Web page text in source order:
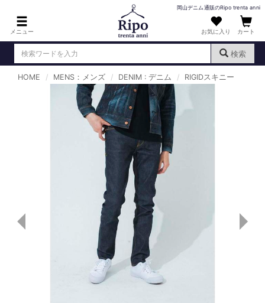
メニュー
岡山デニム通販のRipo trenta anni
お気に入り カート
検索
新規会員登録 ）
MENS : メンズ
DENIM : デニム
T-SHIRT : Tシャツ
KNIT : ニット
SHIRT : シャツ
OUTERS : アウター
HOME MENS：メンズ DENIM : デニム RIGIDスキニー